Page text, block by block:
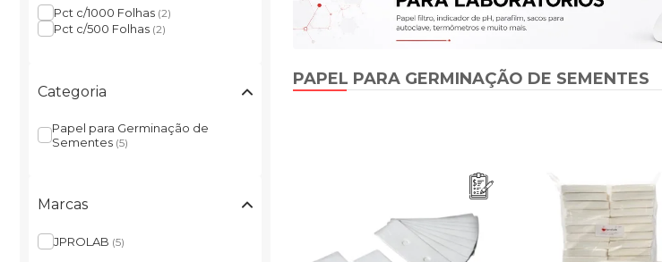
Pct c/1000 Folhas (2)
Pct c/500 Folhas (2)
Categoria
Papel para Germinação de
Sementes (5)
Marcas
JPROLAB (5)
PAPEL PARA GERMINAÇÃO DE SEMENTES